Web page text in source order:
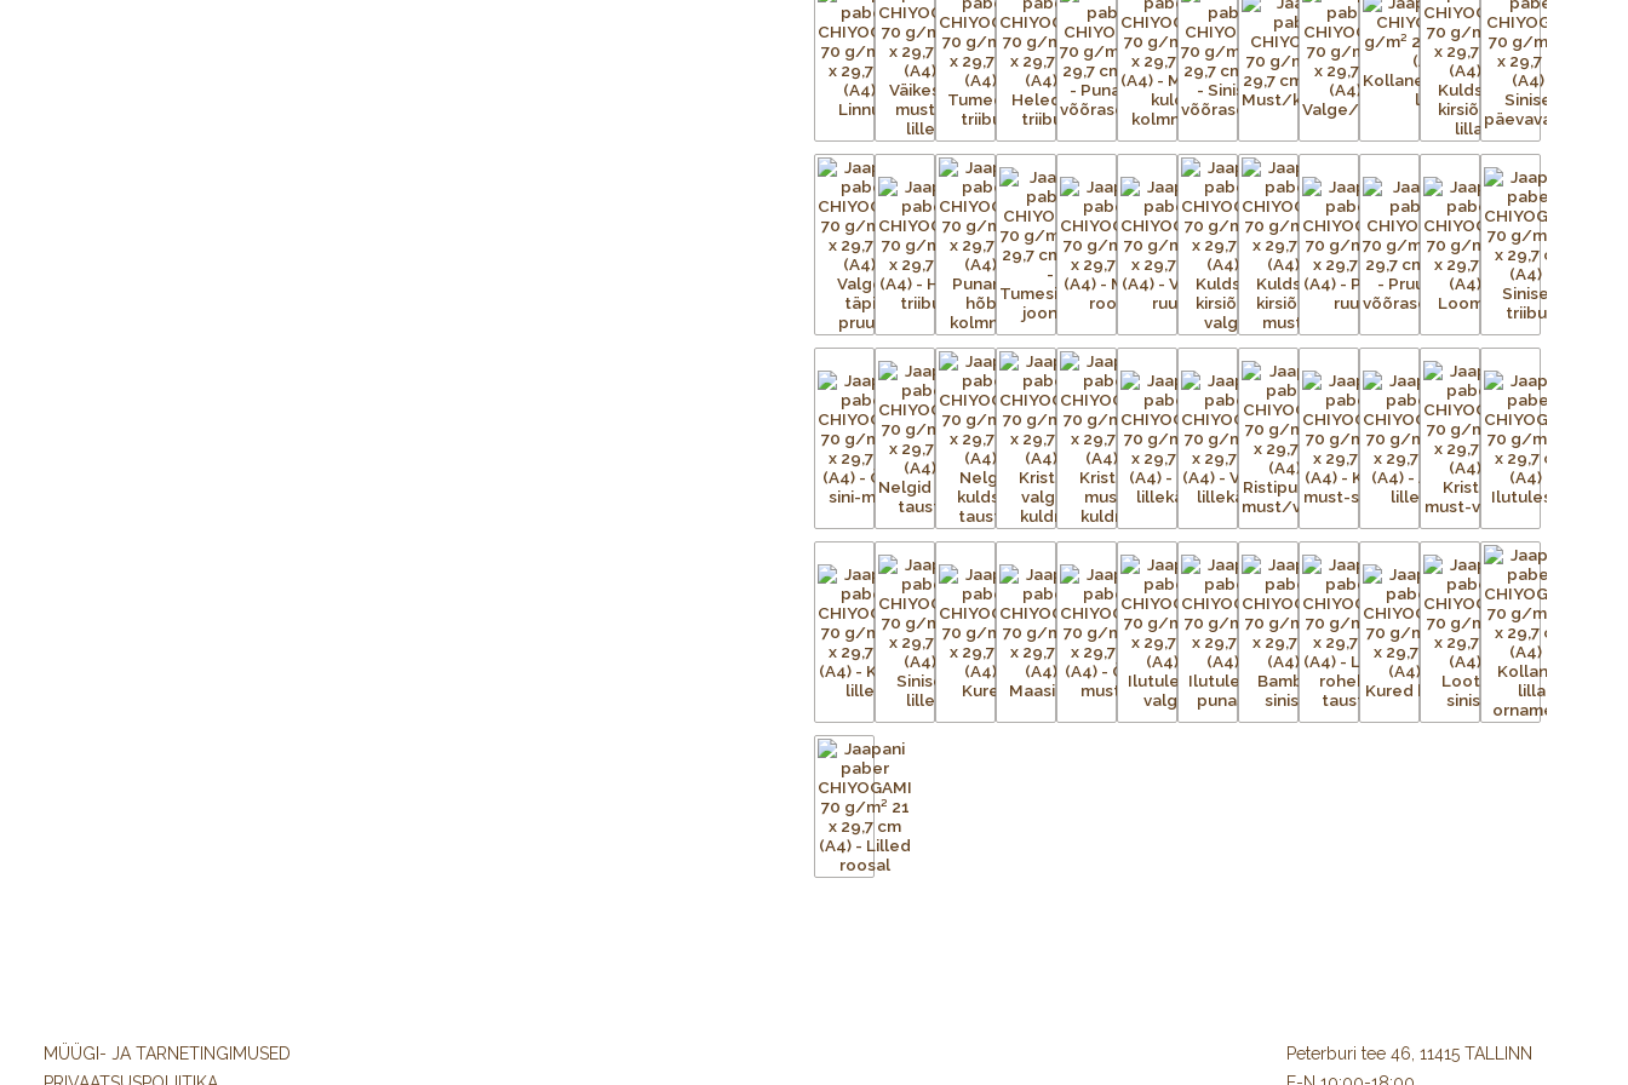
Iga Chiyogami lehe valmistamine on uskumatult töömahukas protsess. Esialgsest kujutisest
tuleb valmistada terve hulk mustriga trükivõrke, mis on terve paberilehe suurused, üks võrk
iga mustris nähtava värvi kohta.
Aluspaber liimitakse esmalt ajutiselt tasasele pinnale. Tänapäeval on kasutusel plast- ja
metallvõrgud. Metallraami peale pingutatud võrgule kantakse valgustundliku emulsiooni abil
trükitav kujutis. Trükivalmis raamid seadistatakse trükikarussellile – iga värv kantakse trükilauale
kinnitatud tootele eraldi. Soovitud kujutis on võrgus avatud, ülejäänud võrgu augud aga
kaetud. Värvi laialiajamiseks ja üleliigse värvi eemaldamiseks kasutatakse raaklit. Värv kuivab ja
kinnistub esemele kuivatustunnelis või lihtsalt õhu käes. Trükivärvid segatakse iga prindi jaoks
eritellimusel, nii et mõnikord ei ole värvid täpselt sellised nagu eelmisel partiil. Pärast värvi
pealekandmist paber kuivatatakse. Protsessi korratakse iga värvi puhul – kolm kuni 15 korda –
kuni mustrid on täielikult trükitud.
MÜÜGI- JA TARNETINGIMUSED
Peterburi tee 46, 11415 TALLINN